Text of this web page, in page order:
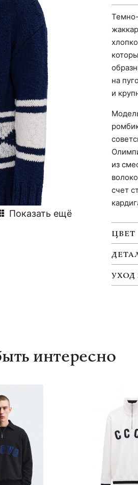
Показать ещё
на
и
из
счет
ЦВЕТ
УХОД
интересно